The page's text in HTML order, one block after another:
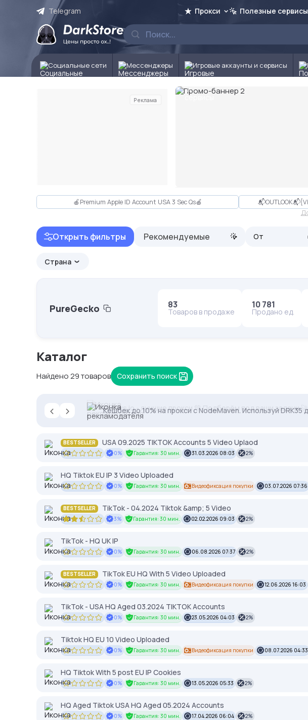
Telegram Прокси Полезные сервисы
Социальные сети Мессенджеры Игровые аккаунты и сервисы
Реклама
🍎Premium Apple ID Account USA 3 Sec Qs🍎
Открыть фильтры Рекомендуемые От
Страна
PureGecko 83
Товаров в продаже
10 781
Продано ед.
Каталог
Найдено 29 товаров Сохранить поиск
‹ › Proxys.io - лучшие прокси 💚 Подберём под ваши задачи
Кешбек до 10% на прокси с NodeMaven. Используй DRK35
BESTSELLER USA 09.2025 TIKTOK Accounts 5 Video Uplaod
0% Гарантия: 30 мин. 31.03.2026 08:03 2%
HQ Tiktok EU IP 3 Video Uploaded
0% Гарантия: 30 мин. Видеофиксация покупки 03.07.2026 07:36
BESTSELLER TikTok - 04.2024 Tiktok &amp; 5 Video
3% Гарантия: 30 мин. 02.02.2026 09:03 2%
TikTok - HQ UK IP
0% Гарантия: 30 мин. 06.08.2026 07:37 2%
BESTSELLER TikTok EU HQ With 5 Video Uploaded
0% Гарантия: 30 мин. Видеофиксация покупки 12.06.2026 16:03
TikTok - USA HQ Aged 03.2024 TIKTOK Accounts
0% Гарантия: 30 мин. 23.05.2026 04:03 2%
Tiktok HQ EU 10 Video Uploaded
0% Гарантия: 30 мин. Видеофиксация покупки 08.07.2026 04:33
HQ Tiktok With 5 post EU IP Cookies
0% Гарантия: 30 мин. 13.05.2026 05:33 2%
HQ Aged Tiktok USA HQ Aged 05.2024 Accounts
0% Гарантия: 30 мин. 17.04.2026 06:04 2%